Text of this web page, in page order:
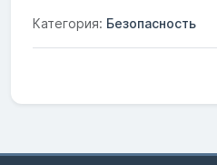
Категория: Безопасность